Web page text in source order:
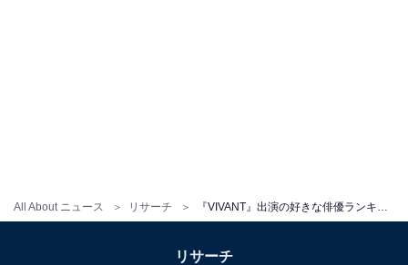
All About ニュース リサーチ 『VIVANT』出演の好きな俳優ランキング！ 1位「堺雅人（乃木憂助役）」、2位は？
リサーチ